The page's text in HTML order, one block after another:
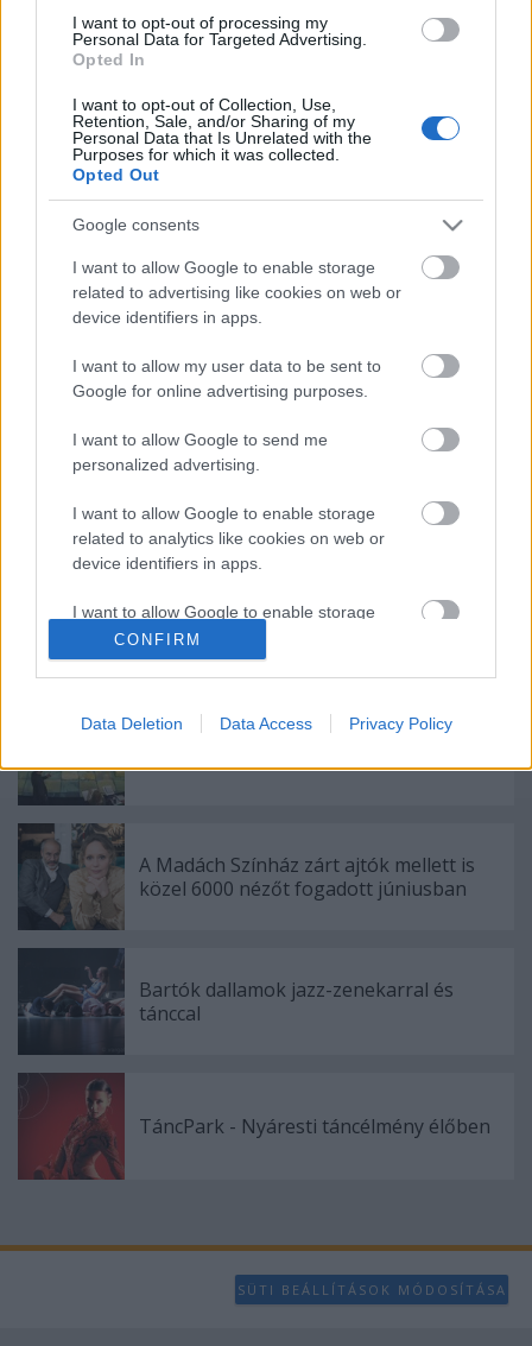
I want to opt-out of processing my
Personal Data for Targeted Advertising.
Opted In
I want to opt-out of Collection, Use,
Retention, Sale, and/or Sharing of my
Personal Data that Is Unrelated with the
Purposes for which it was collected.
Opted Out
Google consents
I want to allow Google to enable storage
related to advertising like cookies on web or
device identifiers in apps.
I want to allow my user data to be sent to
Google for online advertising purposes.
I want to allow Google to send me
personalized advertising.
I want to allow Google to enable storage
related to analytics like cookies on web or
device identifiers in apps.
I want to allow Google to enable storage
related to functionality of the website or app.
related to personalization.
related to security, including authentication
functionality and fraud prevention, and other
user protection.
CONFIRM
Data Deletion Data Access Privacy Policy
Az operaház dolgozóinak és közönségnek a
biztonsága mindenekfelett áll - idézték az újságok
Schmidtet, aki ígéretet tett arra, hogy február
közepén kitűzik az előadás új időpontját.
Közben a tartományi kormányzat bejelentette, hogy
jogi lépéseket kezdeményez a 2005-ben átadott
számos bírálat érte. Spanyolországban és más
országokban is eljárás folyik ellene az általa
tervezett épületek és hidak állítólagos konstrukciós
Ajánlott bejegyzések:
Indul az e-Trafó online programsorozat
Rögtön dupla premierrel kezdi az új
évadot a Radnóti
A Madách Színház zárt ajtók mellett is
közel 6000 nézőt fogadott júniusban
Bartók dallamok jazz-zenekarral és
tánccal
TáncPark - Nyáresti táncélmény élőben
SÜTI BEÁLLÍTÁSOK MÓDOSÍTÁSA